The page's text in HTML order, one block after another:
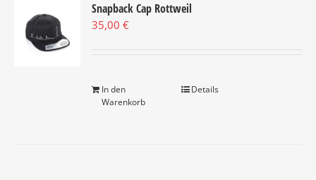
Snapback Cap Rottweil
35,00€
In den
Warenkorb
Details